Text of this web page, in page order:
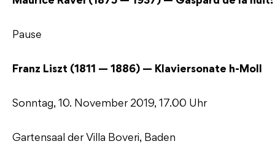
Pause
Franz Liszt (1811 — 1886) — Klaviersonate h-Moll
Sonntag, 10. November 2019, 17.00 Uhr
Gartensaal der Villa Boveri, Baden